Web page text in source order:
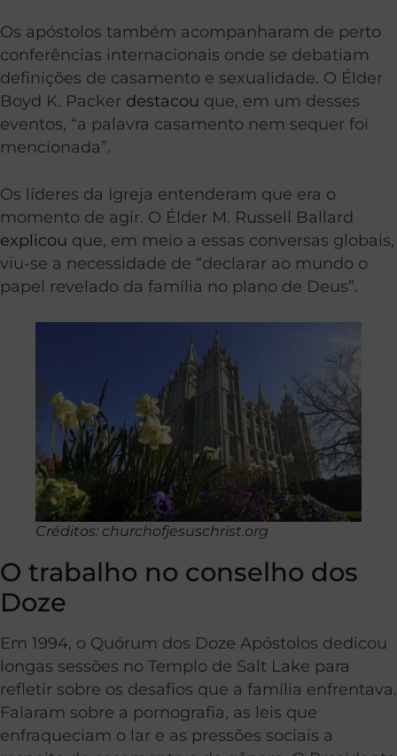
Os apóstolos também acompanharam de perto
conferências internacionais onde se debatiam
definições de casamento e sexualidade. O Élder
Boyd K. Packer destacou que, em um desses
eventos, “a palavra casamento nem sequer foi
mencionada”.
Os líderes da Igreja entenderam que era o
momento de agir. O Élder M. Russell Ballard
explicou que, em meio a essas conversas globais,
viu-se a necessidade de “declarar ao mundo o
papel revelado da família no plano de Deus”.
Créditos: churchofjesuschrist.org
O trabalho no conselho dos
Doze
Em 1994, o Quórum dos Doze Apóstolos dedicou
longas sessões no Templo de Salt Lake para
refletir sobre os desafios que a família enfrentava.
Falaram sobre a pornografia, as leis que
enfraqueciam o lar e as pressões sociais a